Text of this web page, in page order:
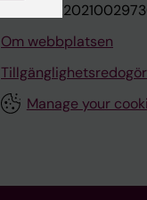
VAT.nr:
Om webbplatsen
Manage your